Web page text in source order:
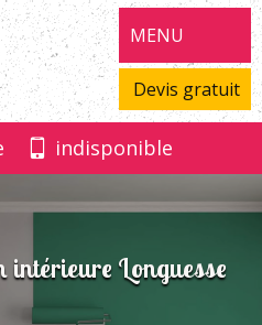
MENU
Devis gratuit
indisponible
Longuesse